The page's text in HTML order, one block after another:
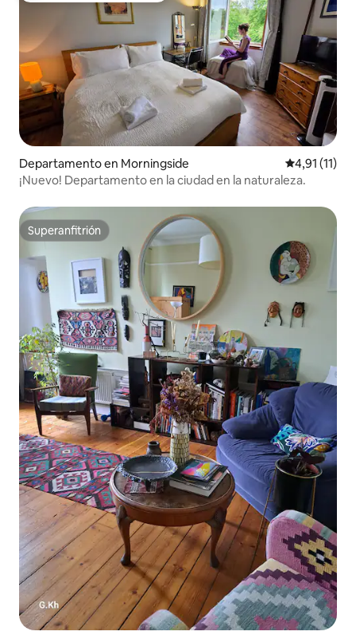
Departamento en Morningside Calificación
4,91 (11)
¡Nuevo! Departamento en la ciudad en la naturaleza.
Superanfitrión
Superanfitrión